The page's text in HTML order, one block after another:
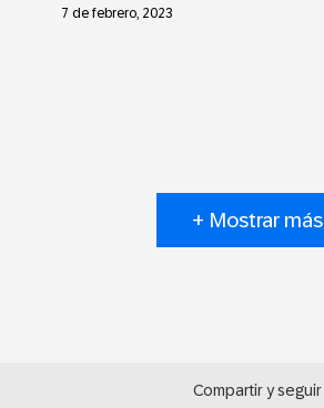
7 de febrero, 2023
+ Mostrar más
Compartir y seguir